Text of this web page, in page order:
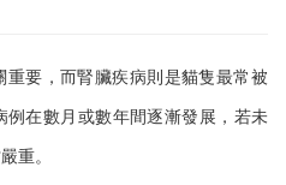
要，而腎臟疾病則是貓隻最常被
在數月或數年間逐漸發展，若未
重。